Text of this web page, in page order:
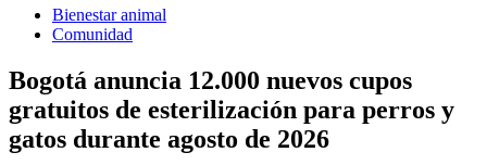
Bienestar animal
Comunidad
Bogotá anuncia 12.000 nuevos cupos
gratuitos de esterilización para perros y
gatos durante agosto de 2026